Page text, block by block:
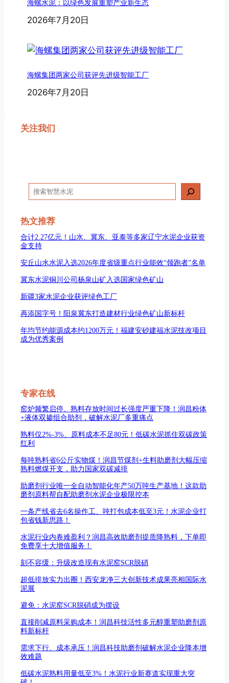
海螺水泥：以绿色发展重塑产业新生态
2026年7月20日
海螺集团两家公司获评先进级智能工厂
2026年7月20日
关注我们
搜
索
热文推荐
合计2.27亿元！山水、冀东、亚泰等多家辽宁水泥企业获资
金支持
安丘山水水泥入选2026年度省级重点行业能效“领跑者”名单
冀东水泥铜川公司杨泉山矿入选国家绿色矿山
新疆3家水泥企业获评绿色工厂
再添国字号！阳泉冀东打造建材行业绿色矿山新标杆
年均节约能源成本约1200万元！福建安砂建福水泥技改项目
成为优秀案例
专家在线
窑炉频繁启停、熟料存放时间过长强度严重下降！润昌粉体
+液体双掺组合助剂，破解水泥厂多重痛点
熟料仅2%-3%、原料成本不足80元！低碳水泥抓住双碳政策
红利
每吨熟料省6公斤实物煤！润昌节煤剂+生料助磨剂大幅压缩
熟料燃煤开支，助力国家双碳减排
助磨剂行业唯一全自动智能化年产50万吨生产基地！这款助
磨剂原料帮自配助磨剂水泥企业极限控本
一条产线省去6名操作工、吨打包成本低至3元！水泥企业打
包省钱新思路！
水泥行业内卷难盈利？润昌高效助磨剂提质降熟料，下单即
免费享十大增值服务！
刻不容缓：升级改造现有水泥窑SCR脱硝
超低排放实力出圈！西安龙净三大创新技术成果亮相国际水
泥展
避免：水泥窑SCR脱硝成为摆设
直接削减原料采购成本！润昌科技活性多元醇重塑助磨剂原
料新标杆
需求下行、成本承压！润昌科技助磨剂破解水泥企业降本增
效难题
低碳水泥熟料用量低至3%！水泥行业新赛道实现重大突